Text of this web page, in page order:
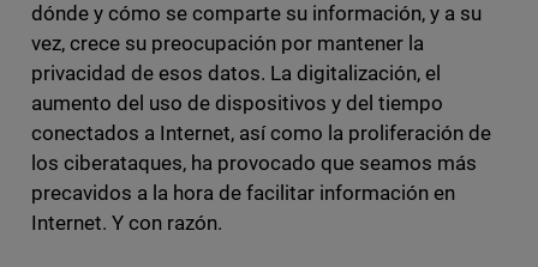
dónde y cómo se comparte su información, y a su
vez, crece su preocupación por mantener la
privacidad de esos datos. La digitalización, el
aumento del uso de dispositivos y del tiempo
conectados a Internet, así como la proliferación de
los ciberataques, ha provocado que seamos más
precavidos a la hora de facilitar información en
Internet. Y con razón.